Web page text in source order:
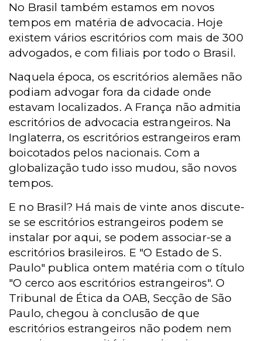
No Brasil também estamos em novos
tempos em matéria de advocacia. Hoje
existem vários escritórios com mais de 300
advogados, e com filiais por todo o Brasil.
Naquela época, os escritórios alemães não
podiam advogar fora da cidade onde
estavam localizados. A França não admitia
escritórios de advocacia estrangeiros. Na
Inglaterra, os escritórios estrangeiros eram
boicotados pelos nacionais. Com a
globalização tudo isso mudou, são novos
tempos.
E no Brasil? Há mais de vinte anos discute-
se se escritórios estrangeiros podem se
instalar por aqui, se podem associar-se a
escritórios brasileiros. E "O Estado de S.
Paulo" publica ontem matéria com o título
"O cerco aos escritórios estrangeiros". O
Tribunal de Ética da OAB, Secção de São
Paulo, chegou à conclusão de que
escritórios estrangeiros não podem nem